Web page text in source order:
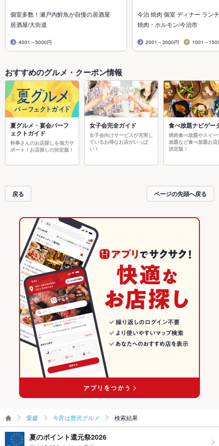
個室多数！瀬戸内鮮魚が自慢の居酒屋
居酒屋/大街道
4001～5000円
今治 焼肉 個室 ディナー ラン
焼肉・ホルモン/今治市
2001～3000円 1001～
おすすめのグルメ・クーポン情報
夏グルメ・宴会パーフ
ェクトガイド
幹事さんのお店探しを強力サ
ポート！お店探しの決定版！
女子会完全ガイド
女子会向けサービスが充実し
ているお得なお店がいっぱ
い！
食べ放題ナビゲー
焼肉食べ放題やスイー
放題など食べ放題お店
決定版！
戻る ページの先頭へ戻る
愛媛 今宵は贅沢グルメ 検索結果
夏のポイント還元祭2026